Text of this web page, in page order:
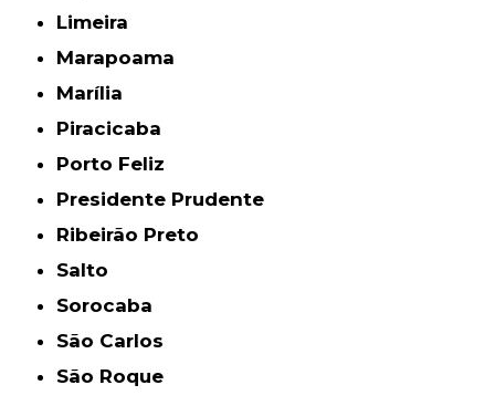
Limeira
Marapoama
Marília
Piracicaba
Porto Feliz
Presidente Prudente
Ribeirão Preto
Salto
Sorocaba
São Carlos
São Roque